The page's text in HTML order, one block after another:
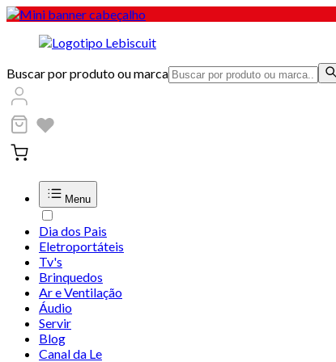
Buscar por produto ou marca
Menu
Dia dos Pais
Eletroportáteis
Tv's
Brinquedos
Ar e Ventilação
Áudio
Servir
Blog
Canal da Le